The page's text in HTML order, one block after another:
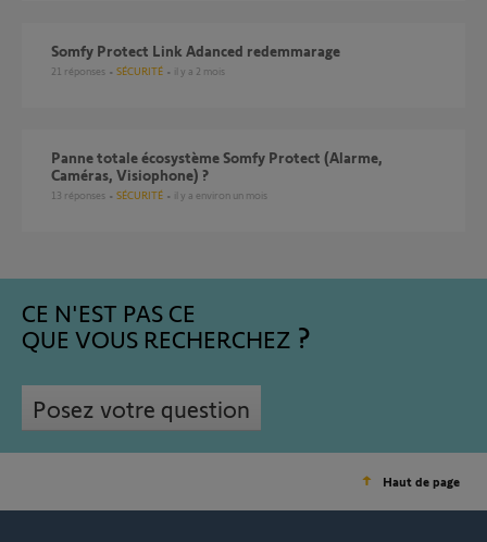
Somfy Protect Link Adanced redemmarage
21 réponses SÉCURITÉ il y a 2 mois
Panne totale écosystème Somfy Protect (Alarme,
Caméras, Visiophone) ?
13 réponses SÉCURITÉ il y a environ un mois
CE N'EST PAS CE
QUE VOUS RECHERCHEZ
Posez votre question
Haut de page